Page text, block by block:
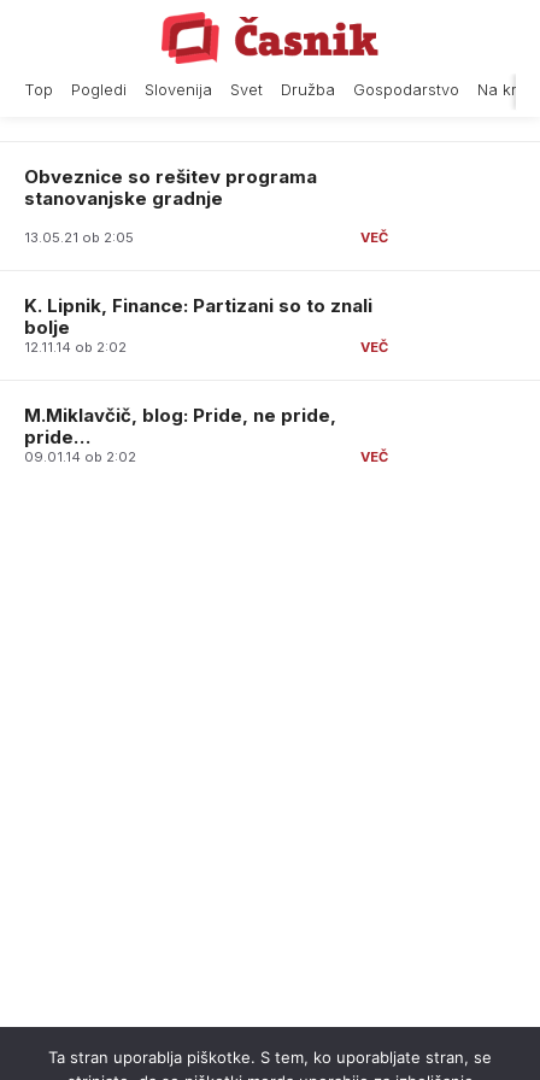
Top Pogledi Slovenija Svet Družba Gospodarstvo Na
Obveznice so rešitev programa
stanovanjske gradnje
13.05.21 ob 2:05
K. Lipnik, Finance: Partizani so to znali
bolje
12.11.14 ob 2:02
M.Miklavčič, blog: Pride, ne pride,
pride…
09.01.14 ob 2:02
Ta stran uporablja piškotke. S tem, ko uporabljate stran, se